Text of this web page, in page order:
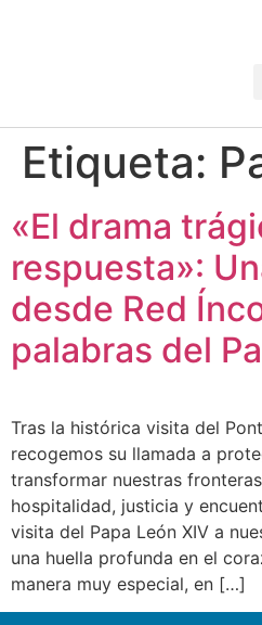
Etiqueta:
«El drama
respuesta»:
desde Red
palabras del
Tras la histórica visita del
recogemos su llamada a
transformar nuestras
hospitalidad, justicia y
visita del Papa León XIV a
una huella profunda en el
manera muy especial, en […]